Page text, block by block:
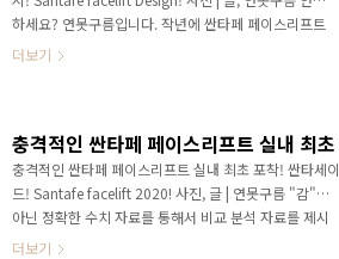
하세요? 연못구름입니다. 작년에 싼타페 페이스리프트
가 출시된다고 알려드렸는데. 당시에는 2018년도에 출
프트 뿐입니다. 아직 못 보신 분들을 위해서 영상 링크를
남겨 드리겠습니다. https://youtu.be/1GZ_gcuA1JE
동영상 1부! 처음 포착! 싼타페 tm 페이스리프트 또는
하이브리드! 내년 5월 출시! 2020 신차! 쏘렌토 풀체인
지! hyundai santa fe facelift # 가장 빠르고 ..
더보기
충격적인 싼타페 페이스리프트 실내 최초 포착! 싼타세이
드! Santafe facelift 2020! 사진, 글 | 연못구름 "감"이
아닌 정확한 수치 자료를 통해서 비교 분석 자료를 제시
하는 연못구름입니다! 안녕하세요? 연못구름입니다. 최
더보기